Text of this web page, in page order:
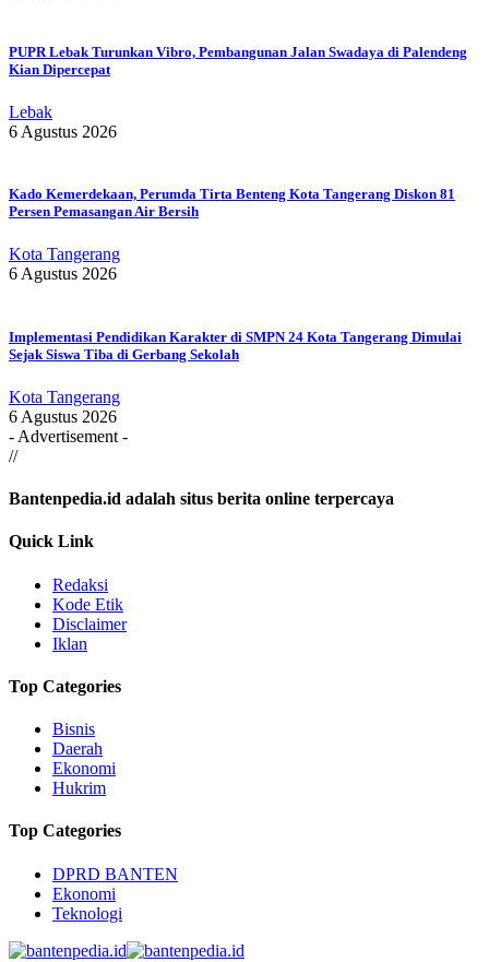
PUPR Lebak Turunkan Vibro, Pembangunan Jalan Swadaya di Palendeng
Kian Dipercepat
Lebak
6 Agustus 2026
Kado Kemerdekaan, Perumda Tirta Benteng Kota Tangerang Diskon 81
Persen Pemasangan Air Bersih
Kota Tangerang
6 Agustus 2026
Implementasi Pendidikan Karakter di SMPN 24 Kota Tangerang Dimulai
Sejak Siswa Tiba di Gerbang Sekolah
Kota Tangerang
6 Agustus 2026
- Advertisement -
//
Bantenpedia.id adalah situs berita online terpercaya
Quick Link
Redaksi
Kode Etik
Disclaimer
Iklan
Top Categories
Bisnis
Daerah
Ekonomi
Hukrim
Top Categories
DPRD BANTEN
Ekonomi
Teknologi